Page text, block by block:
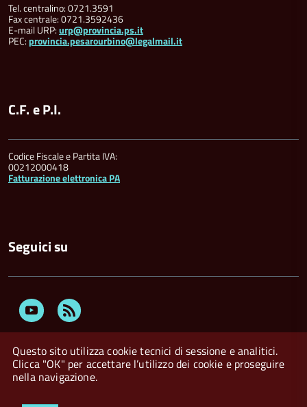
Questo sito utilizza cookie tecnici di sessione e analitici.
Clicca "OK" per accettare l’utilizzo dei cookie e proseguire
nella navigazione.
Tel. centralino: 0721.3591
Fax centrale: 0721.3592436
E-mail URP:urp@provincia.ps.it
PEC:provincia.pesarourbino@legalmail.it
C.F. e P.I.
Codice Fiscale e Partita IVA:
00212000418
Fatturazione elettronica PA
Seguici su
Youtube
Privacy Policy